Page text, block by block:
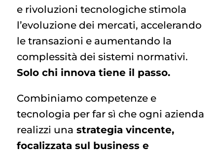
e rivoluzioni tecnologiche stimola
l’evoluzione dei mercati, accelerando
le transazioni e aumentando la
complessità dei sistemi normativi.
Solo chi innova tiene il passo.
Combiniamo competenze e
tecnologia per far sì che ogni azienda
realizzi una strategia vincente,
focalizzata sul business e